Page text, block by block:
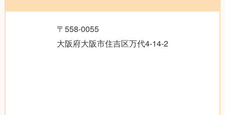
〒558-0055
大阪府大阪市住吉区万代4-14-2